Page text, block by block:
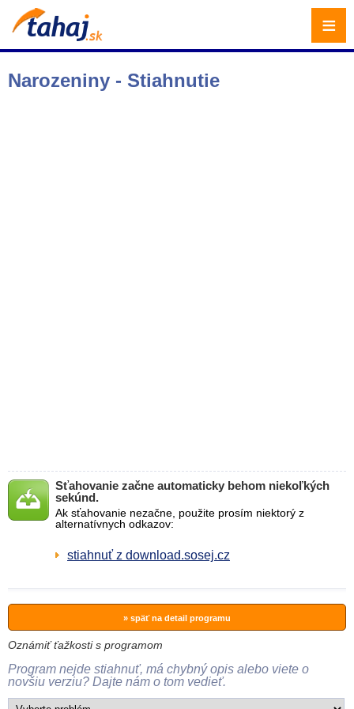
Narozeniny - Stiahnutie
Sťahovanie začne automaticky behom niekoľkých
sekúnd.
Ak sťahovanie nezačne, použite prosím niektorý z
alternatívnych odkazov:
stiahnuť z download.sosej.cz
» späť na detail programu
Oznámiť ťažkosti s programom
Program nejde stiahnuť, má chybný opis alebo viete o
novšiu verziu? Dajte nám o tom vedieť.
≡